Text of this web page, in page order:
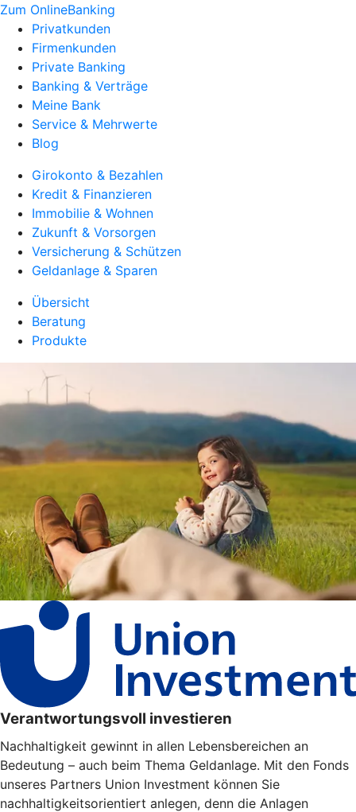
Zum OnlineBanking
Privatkunden
Firmenkunden
Private Banking
Banking & Verträge
Meine Bank
Service & Mehrwerte
Blog
Girokonto & Bezahlen
Kredit & Finanzieren
Immobilie & Wohnen
Zukunft & Vorsorgen
Versicherung & Schützen
Geldanlage & Sparen
Übersicht
Beratung
Produkte
Verantwortungsvoll investieren
Nachhaltigkeit gewinnt in allen Lebensbereichen an
Bedeutung – auch beim Thema Geldanlage. Mit den Fonds
unseres Partners Union Investment können Sie
nachhaltigkeitsorientiert anlegen, denn die Anlagen